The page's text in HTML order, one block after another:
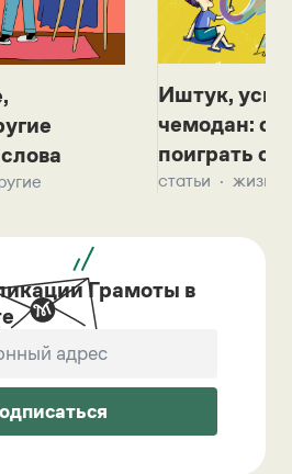
Иштук,
чемодан:
поиграть с
статьи жизнь
Грамоты в